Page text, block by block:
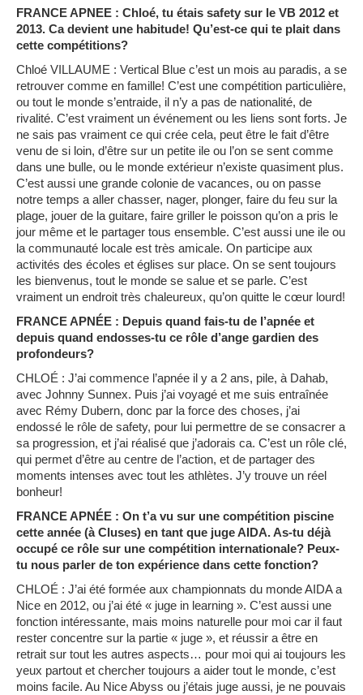
FRANCE APNEE : Chloé, tu étais safety sur le VB 2012 et
2013. Ca devient une habitude! Qu’est-ce qui te plait dans
cette compétitions?
Chloé VILLAUME : Vertical Blue c’est un mois au paradis, a se
retrouver comme en famille! C’est une compétition particulière,
ou tout le monde s’entraide, il n’y a pas de nationalité, de
rivalité. C’est vraiment un événement ou les liens sont forts. Je
ne sais pas vraiment ce qui crée cela, peut être le fait d’être
venu de si loin, d’être sur un petite ile ou l’on se sent comme
dans une bulle, ou le monde extérieur n’existe quasiment plus.
C’est aussi une grande colonie de vacances, ou on passe
notre temps a aller chasser, nager, plonger, faire du feu sur la
plage, jouer de la guitare, faire griller le poisson qu’on a pris le
jour même et le partager tous ensemble. C’est aussi une ile ou
la communauté locale est très amicale. On participe aux
activités des écoles et églises sur place. On se sent toujours
les bienvenus, tout le monde se salue et se parle. C’est
vraiment un endroit très chaleureux, qu’on quitte le cœur lourd!
FRANCE APNÉE : Depuis quand fais-tu de l’apnée et
depuis quand endosses-tu ce rôle d’ange gardien des
profondeurs?
CHLOÉ : J’ai commence l’apnée il y a 2 ans, pile, à Dahab,
avec Johnny Sunnex. Puis j’ai voyagé et me suis entraînée
avec Rémy Dubern, donc par la force des choses, j’ai
endossé le rôle de safety, pour lui permettre de se consacrer a
sa progression, et j’ai réalisé que j’adorais ca. C’est un rôle clé,
qui permet d’être au centre de l’action, et de partager des
moments intenses avec tout les athlètes. J’y trouve un réel
bonheur!
FRANCE APNÉE : On t’a vu sur une compétition piscine
cette année (à Cluses) en tant que juge AIDA. As-tu déjà
occupé ce rôle sur une compétition internationale? Peux-
tu nous parler de ton expérience dans cette fonction?
CHLOÉ : J’ai été formée aux championnats du monde AIDA a
Nice en 2012, ou j’ai été « juge in learning ». C’est aussi une
fonction intéressante, mais moins naturelle pour moi car il faut
rester concentre sur la partie « juge », et réussir a être en
retrait sur tout les autres aspects… pour moi qui ai toujours les
yeux partout et chercher toujours a aider tout le monde, c’est
moins facile. Au Nice Abyss ou j’étais juge aussi, je ne pouvais